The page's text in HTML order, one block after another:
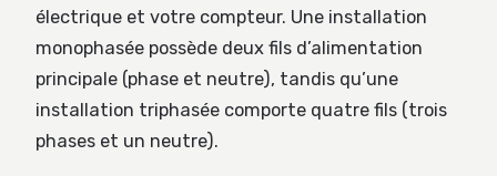
électrique et votre compteur. Une installation
monophasée possède deux fils d’alimentation
principale (phase et neutre), tandis qu’une
installation triphasée comporte quatre fils (trois
phases et un neutre).